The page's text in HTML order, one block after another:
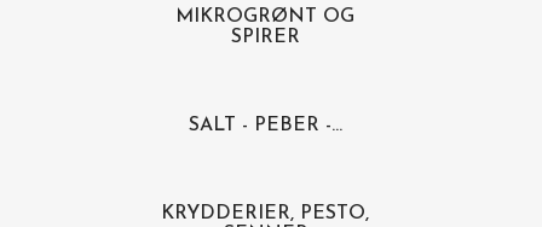
MIKROGRØNT OG
SPIRER
SALT - PEBER -...
KRYDDERIER, PESTO,